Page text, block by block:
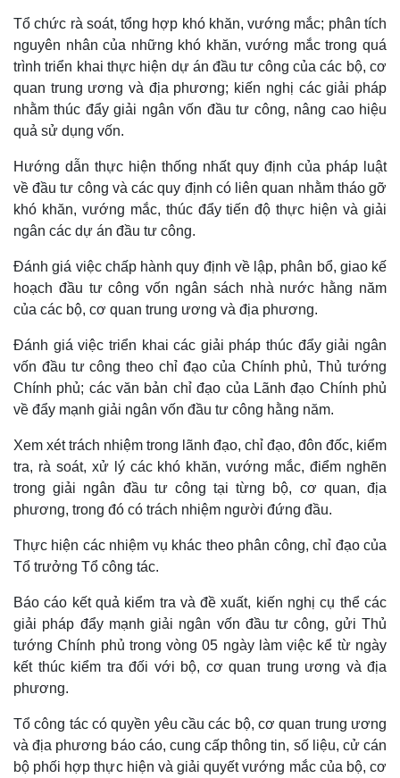
Tổ chức rà soát, tổng hợp khó khăn, vướng mắc; phân tích
nguyên nhân của những khó khăn, vướng mắc trong quá
trình triển khai thực hiện dự án đầu tư công của các bộ, cơ
quan trung ương và địa phương; kiến nghị các giải pháp
nhằm thúc đẩy giải ngân vốn đầu tư công, nâng cao hiệu
quả sử dụng vốn.
Hướng dẫn thực hiện thống nhất quy định của pháp luật
về đầu tư công và các quy định có liên quan nhằm tháo gỡ
khó khăn, vướng mắc, thúc đẩy tiến độ thực hiện và giải
ngân các dự án đầu tư công.
Đánh giá việc chấp hành quy định về lập, phân bổ, giao kế
hoạch đầu tư công vốn ngân sách nhà nước hằng năm
của các bộ, cơ quan trung ương và địa phương.
Đánh giá việc triển khai các giải pháp thúc đẩy giải ngân
vốn đầu tư công theo chỉ đạo của Chính phủ, Thủ tướng
Chính phủ; các văn bản chỉ đạo của Lãnh đạo Chính phủ
về đẩy mạnh giải ngân vốn đầu tư công hằng năm.
Xem xét trách nhiệm trong lãnh đạo, chỉ đạo, đôn đốc, kiểm
tra, rà soát, xử lý các khó khăn, vướng mắc, điểm nghẽn
trong giải ngân đầu tư công tại từng bộ, cơ quan, địa
phương, trong đó có trách nhiệm người đứng đầu.
Thực hiện các nhiệm vụ khác theo phân công, chỉ đạo của
Tổ trưởng Tổ công tác.
Báo cáo kết quả kiểm tra và đề xuất, kiến nghị cụ thể các
giải pháp đẩy mạnh giải ngân vốn đầu tư công, gửi Thủ
tướng Chính phủ trong vòng 05 ngày làm việc kể từ ngày
kết thúc kiểm tra đối với bộ, cơ quan trung ương và địa
phương.
Tổ công tác có quyền yêu cầu các bộ, cơ quan trung ương
và địa phương báo cáo, cung cấp thông tin, số liệu, cử cán
bộ phối hợp thực hiện và giải quyết vướng mắc của bộ, cơ